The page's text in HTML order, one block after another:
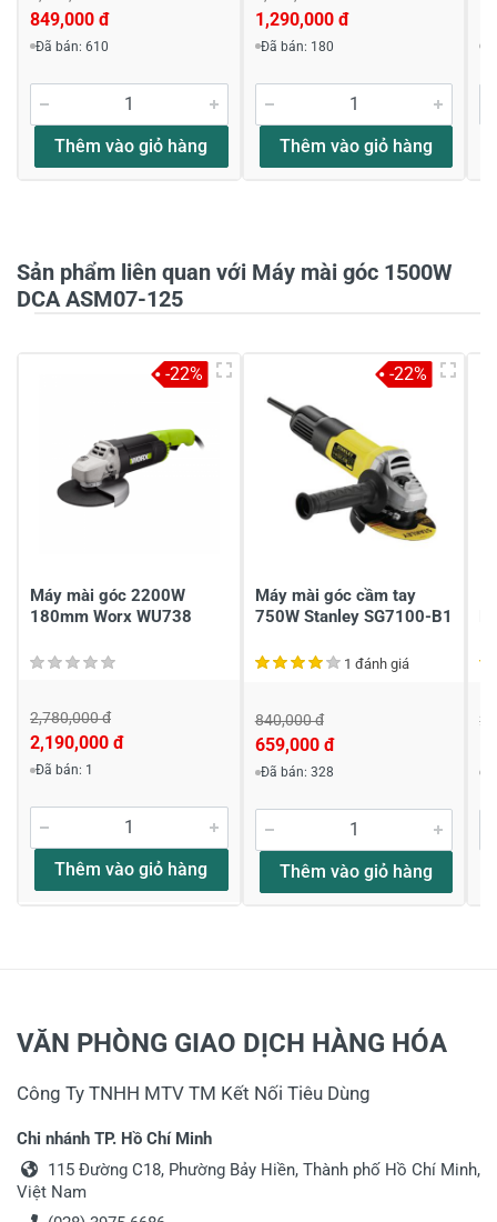
Viết nhận xét về sản phẩm
Đánh giá sao
Tiêu đề của nhận xét *
Viết nhận xét của bạn vào bên dưới
Gửi nhận xét
849,000 đ
Đã bán: 610
Thêm vào giỏ hàng
1,290,000 đ
Đã bán: 180
Thêm vào giỏ hàng
Sản phẩm liên quan với Máy mài góc 1500W
DCA ASM07-125
Máy mài góc 2200W
180mm Worx WU738
2,780,000 đ
2,190,000 đ
Đã bán: 1
Thêm vào giỏ hàng
-22%
Máy mài góc cầm tay
750W Stanley SG7100-B1
1 đánh giá
840,000 đ
659,000 đ
Đã bán: 328
Thêm vào giỏ hàng
-22%
VĂN PHÒNG GIAO DỊCH HÀNG HÓA
Công Ty TNHH MTV TM Kết Nối Tiêu Dùng
Chi nhánh TP. Hồ Chí Minh
115 Đường C18, Phường Bảy Hiền, Thành phố Hồ Chí Minh,
Việt Nam